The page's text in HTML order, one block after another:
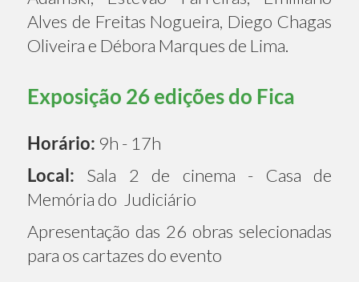
Alves de Freitas Nogueira, Diego Chagas
Oliveira e Débora Marques de Lima.
Exposição 26 edições do Fica
Horário: 9h - 17h
Local: Sala 2 de cinema - Casa de
Memória do Judiciário
Apresentação das 26 obras selecionadas
para os cartazes do evento